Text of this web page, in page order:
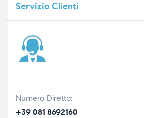
ServizioClienti
Numero Diretto:
+39 081 8692160